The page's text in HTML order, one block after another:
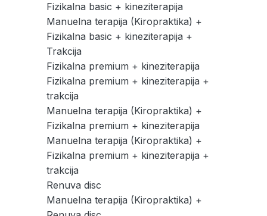
Fizikalna basic + kineziterapija
Manuelna terapija (Kiropraktika) +
Fizikalna basic + kineziterapija +
Trakcija
Fizikalna premium + kineziterapija
Fizikalna premium + kineziterapija +
trakcija
Manuelna terapija (Kiropraktika) +
Fizikalna premium + kineziterapija
Manuelna terapija (Kiropraktika) +
Fizikalna premium + kineziterapija +
trakcija
Renuva disc
Manuelna terapija (Kiropraktika) +